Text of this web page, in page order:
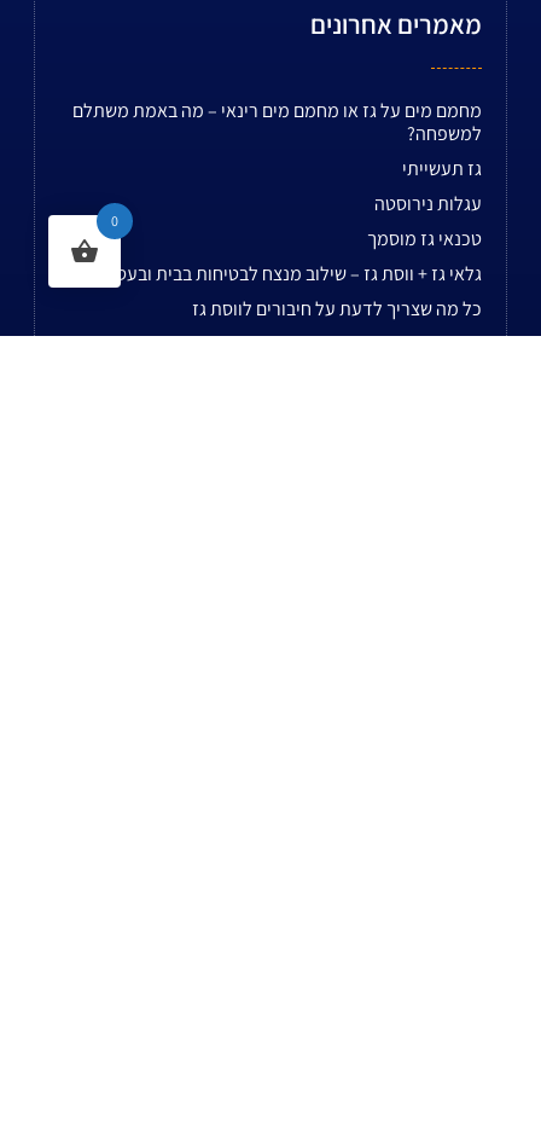
מאמרים אחרונים
מחמם מים על גז או מחמם מים רינאי – מה באמת משתלם
למשפחה?
גז תעשייתי
עגלות נירוסטה
טכנאי גז מוסמך
גלאי גז + ווסת גז – שילוב מנצח לבטיחות בבית ובעסק
כל מה שצריך לדעת על חיבורים לווסת גז
ברזי גז
0